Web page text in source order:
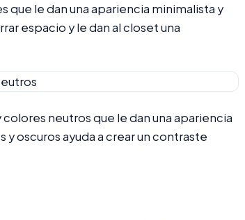
le dan una apariencia minimalista y
espacio y le dan al closet una
neutros que le dan una apariencia
oscuros ayuda a crear un contraste